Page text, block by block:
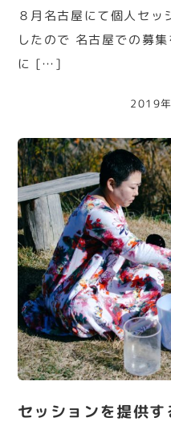
８月名古屋にて個人セッ
したので 名古屋での募
に […]
2019
セッションを提供